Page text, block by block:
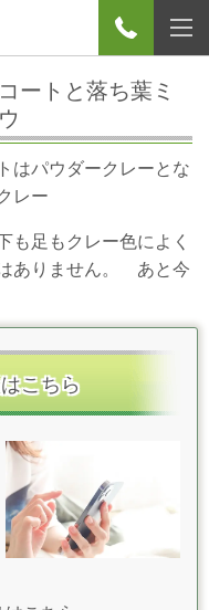
ートと落ち葉ミ
はパウダークレーとな
レー
足もクレー色によく
ありません。 あと今
こちら